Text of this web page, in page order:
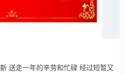
走一年的辛劳和忙碌 经过短暂又